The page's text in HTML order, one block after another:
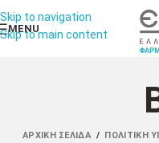
Skip to navigation
Skip to main content
MENU
ΑΡΧΙΚΉ ΣΕΛΊΔΑ / ΠΟΛΙΤΙΚΉ